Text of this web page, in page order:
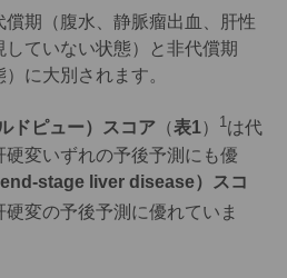
償期（腹水、静脈瘤出血、肝性
ていない状態）と非代償期
に大別されます。
ドピュー）スコア （表1） 1は代
変いずれの予後予測にも優
stage liver disease）スコ
硬変の予後予測に優れていま